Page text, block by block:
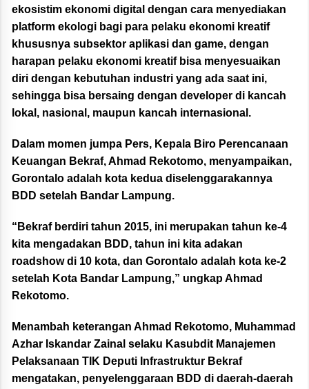
ekosistim ekonomi digital dengan cara menyediakan
platform ekologi bagi para pelaku ekonomi kreatif
khususnya subsektor aplikasi dan game, dengan
harapan pelaku ekonomi kreatif bisa menyesuaikan
diri dengan kebutuhan industri yang ada saat ini,
sehingga bisa bersaing dengan developer di kancah
lokal, nasional, maupun kancah internasional.
Dalam momen jumpa Pers, Kepala Biro Perencanaan
Keuangan Bekraf, Ahmad Rekotomo, menyampaikan,
Gorontalo adalah kota kedua diselenggarakannya
BDD setelah Bandar Lampung.
“Bekraf berdiri tahun 2015, ini merupakan tahun ke-4
kita mengadakan BDD, tahun ini kita adakan
roadshow di 10 kota, dan Gorontalo adalah kota ke-2
setelah Kota Bandar Lampung,” ungkap Ahmad
Rekotomo.
Menambah keterangan Ahmad Rekotomo, Muhammad
Azhar Iskandar Zainal selaku Kasubdit Manajemen
Pelaksanaan TIK Deputi Infrastruktur Bekraf
mengatakan, penyelenggaraan BDD di daerah-daerah